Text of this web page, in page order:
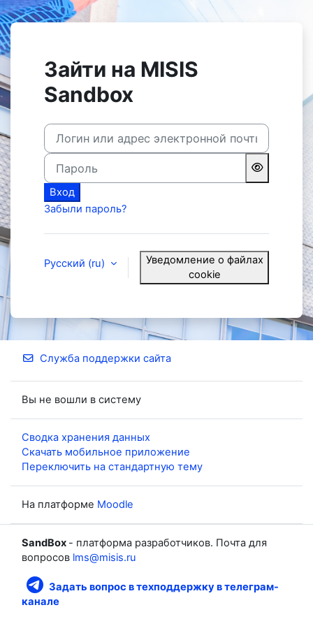
Перейти к основному содержанию
Зайти на MISIS
Sandbox
Логин или адрес электронной почты
Пароль
Вход
Забыли пароль?
Русский ‎(ru)‎
Уведомление о файлах
cookie
Служба поддержки сайта
Вы не вошли в систему
Сводка хранения данных
Скачать мобильное приложение
Переключить на стандартную тему
На платформе Moodle
SandBox - платформа разработчиков. Почта для
вопросов lms@misis.ru
Задать вопрос в техподдержку в телеграм-
канале